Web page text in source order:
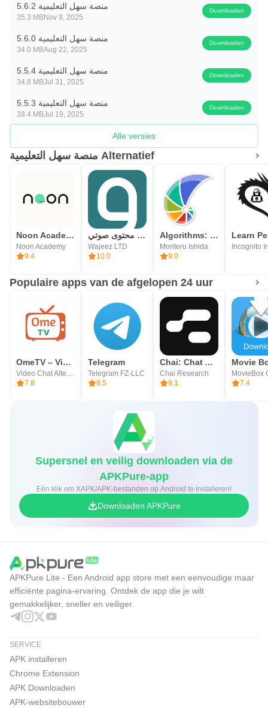
منصة سهل التعليمية 5.6.2
35.3 MBNov 9, 2025
Downloaden
منصة سهل التعليمية 5.6.0
34.0 MBAug 22, 2025
Downloaden
منصة سهل التعليمية 5.5.4
34.8 MBJul 31, 2025
Downloaden
منصة سهل التعليمية 5.5.3
38.4 MBJul 19, 2025
Downloaden
Alle versies
منصة سهل التعليمية Alternatief
Noon Academy
Noon Academy
9.4
وجيز: أكبر مكتبة محتوى صوتي
Wajeez LTD
10.0
Algorithms: Explained and Anim
Moriteru Ishida
9.0
Populaire apps van de afgelopen 24 uur
OmeTV – Video Chat Alternatief
7.8
Telegram
Telegram FZ-LLC
8.5
Chai: Chat AI Platform
Chai Research
8.1
Movie
MovieBox
7.4
Supersnel en veilig downloaden via de
APKPure-app
Eén klik om XAPK/APK-bestanden op Android te installeren!
Downloaden APKPure
APKPure Lite - Een Android app store met een eenvoudige maar
efficiënte pagina-ervaring. Ontdek de app die je wilt
gemakkelijker, sneller en veiliger.
SERVICE
APK installeren
Chrome Extension
APK Downloaden
APK-websitebouwer